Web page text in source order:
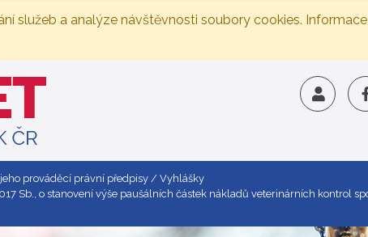
služeb a analýze návštěvnosti soubory cookies.
prováděcí právní předpisy
Vyhlášky
Sb., o stanovení výše paušálních částek nákladů veterinárních kontrol